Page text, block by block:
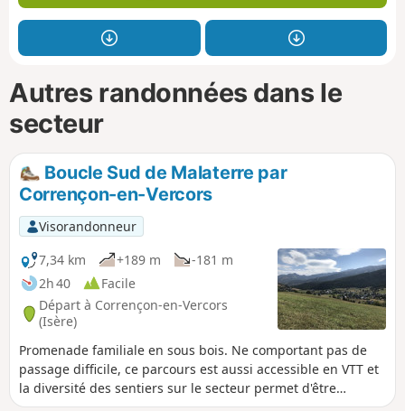
Autres randonnées dans le
secteur
Boucle Sud de Malaterre par
Corrençon-en-Vercors
Visorandonneur
7,34 km
+189 m
-181 m
2h 40
Facile
Départ à Corrençon-en-Vercors
(Isère)
Promenade familiale en sous bois. Ne comportant pas de
passage difficile, ce parcours est aussi accessible en VTT et
la diversité des sentiers sur le secteur permet d'être
particulièrement seul avec la nature sur de nombreuses